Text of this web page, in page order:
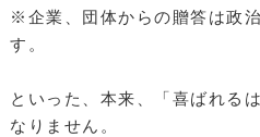
※企業、団体からの贈答は政
す。
といった、本来、「喜ばれる
なりません。